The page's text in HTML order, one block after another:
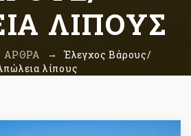
ΛΊΠΟΥΣ
ΑΡΘΡΑ → Έλεγχος Βάρους/
λίπους